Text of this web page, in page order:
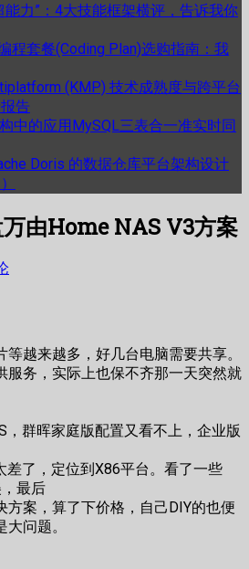
能力”：4大技能框架横评，告诉我你
程套餐(Coding Plan)选购指南：我
(KMP) 技术成熟度与跨平台
告
中的应用MySQL三表合一准实时同
Doris 的数据仓库平台架构设计
由Home NAS V3方案
越来越多，好几台电脑需要共享。
服务，实际上也保不齐那一天突然就
，群晖家庭版配置又看不上，企业版
差了，定位到X86平台。看了一些
最后
方案，算了下价格，自己DIY的也便
问题。